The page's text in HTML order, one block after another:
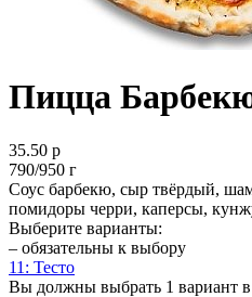
Пицца
35.50 р
790/950 г
Соус барбекю, сыр твёрдый,
помидоры черри, каперсы,
Выберите варианты:
– обязательны к выбору
11: Тесто
Вы должны выбрать 1 вариант в